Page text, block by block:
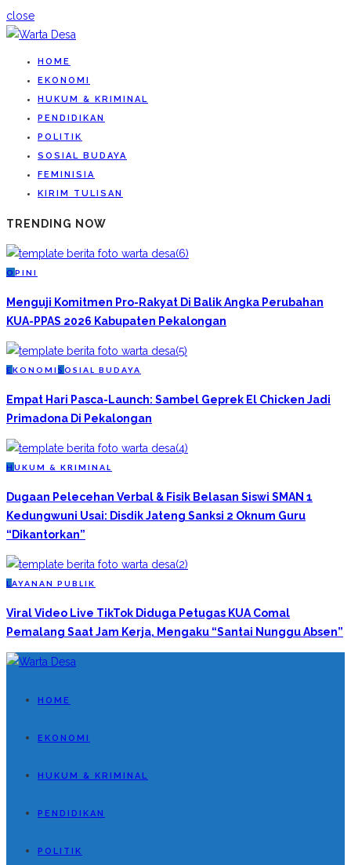
close
HOME
EKONOMI
HUKUM & KRIMINAL
PENDIDIKAN
POLITIK
SOSIAL BUDAYA
FEMINISIA
KIRIM TULISAN
TRENDING NOW
O PINI
Menguji Komitmen Pro-Rakyat Di Balik Angka Perubahan
KUA-PPAS 2026 Kabupaten Pekalongan
EKONOMI S OSIAL BUDAYA
Empat Hari Pasca-Launch: Sambel Geprek El Chicken Jadi
Primadona Di Pekalongan
H UKUM & KRIMINAL
Dugaan Pelecehan Verbal & Fisik Belasan Siswi SMAN 1
Kedungwuni Usai: Disdik Jateng Sanksi 2 Oknum Guru
“Dikantorkan”
L AYANAN PUBLIK
Viral Video Live TikTok Diduga Petugas KUA Comal
Pemalang Saat Jam Kerja, Mengaku “Santai Nunggu Absen”
HOME
EKONOMI
HUKUM & KRIMINAL
PENDIDIKAN
POLITIK